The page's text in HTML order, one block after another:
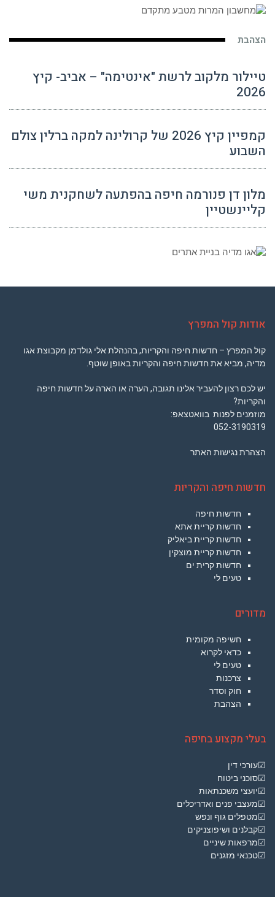
הצהבת
טיילור מלקוב לרשת "אינטימה" – אביב- קיץ
2026
קמפיין קיץ 2026 של קרולינה למקה ברלין צולם
השבוע
מלון דן פנורמה חיפה בהפתעה לשחקנית משי
קליינשטיין
אודות קול המפרץ
קול המפרץ – חדשות חיפה והקריות, בהנהלת אלי גולדמן מקבוצת אגו
מדיה, מביא את חדשות חיפה והקריות באופן שוטף.
יש לכם רצון להעביר אלינו תגובה, הערה או הארה על חדשות חיפה
והקריות?
מוזמנים לפנות בוואטצאפ:
052-3190319
הצהרת נגישות האתר
חדשות חיפה והקריות
חדשות חיפה
חדשות קריית אתא
חדשות קריית ביאליק
חדשות קריית מוצקין
חדשות קרית ים
טעים לי
מדורים
חשיפה מקומית
כדאי לקרוא
טעים לי
צרכנות
חוק וסדר
הצהבת
בעלי מקצוע בחיפה
☑עורכי דין
☑סוכני ביטוח
☑יועצי משכנתאות
☑מעצבי פנים ואדריכלים
☑מטפלים גוף ונפש
☑קבלנים ושיפוצניקים
☑מרפאות שיניים
☑טכנאי מזגנים